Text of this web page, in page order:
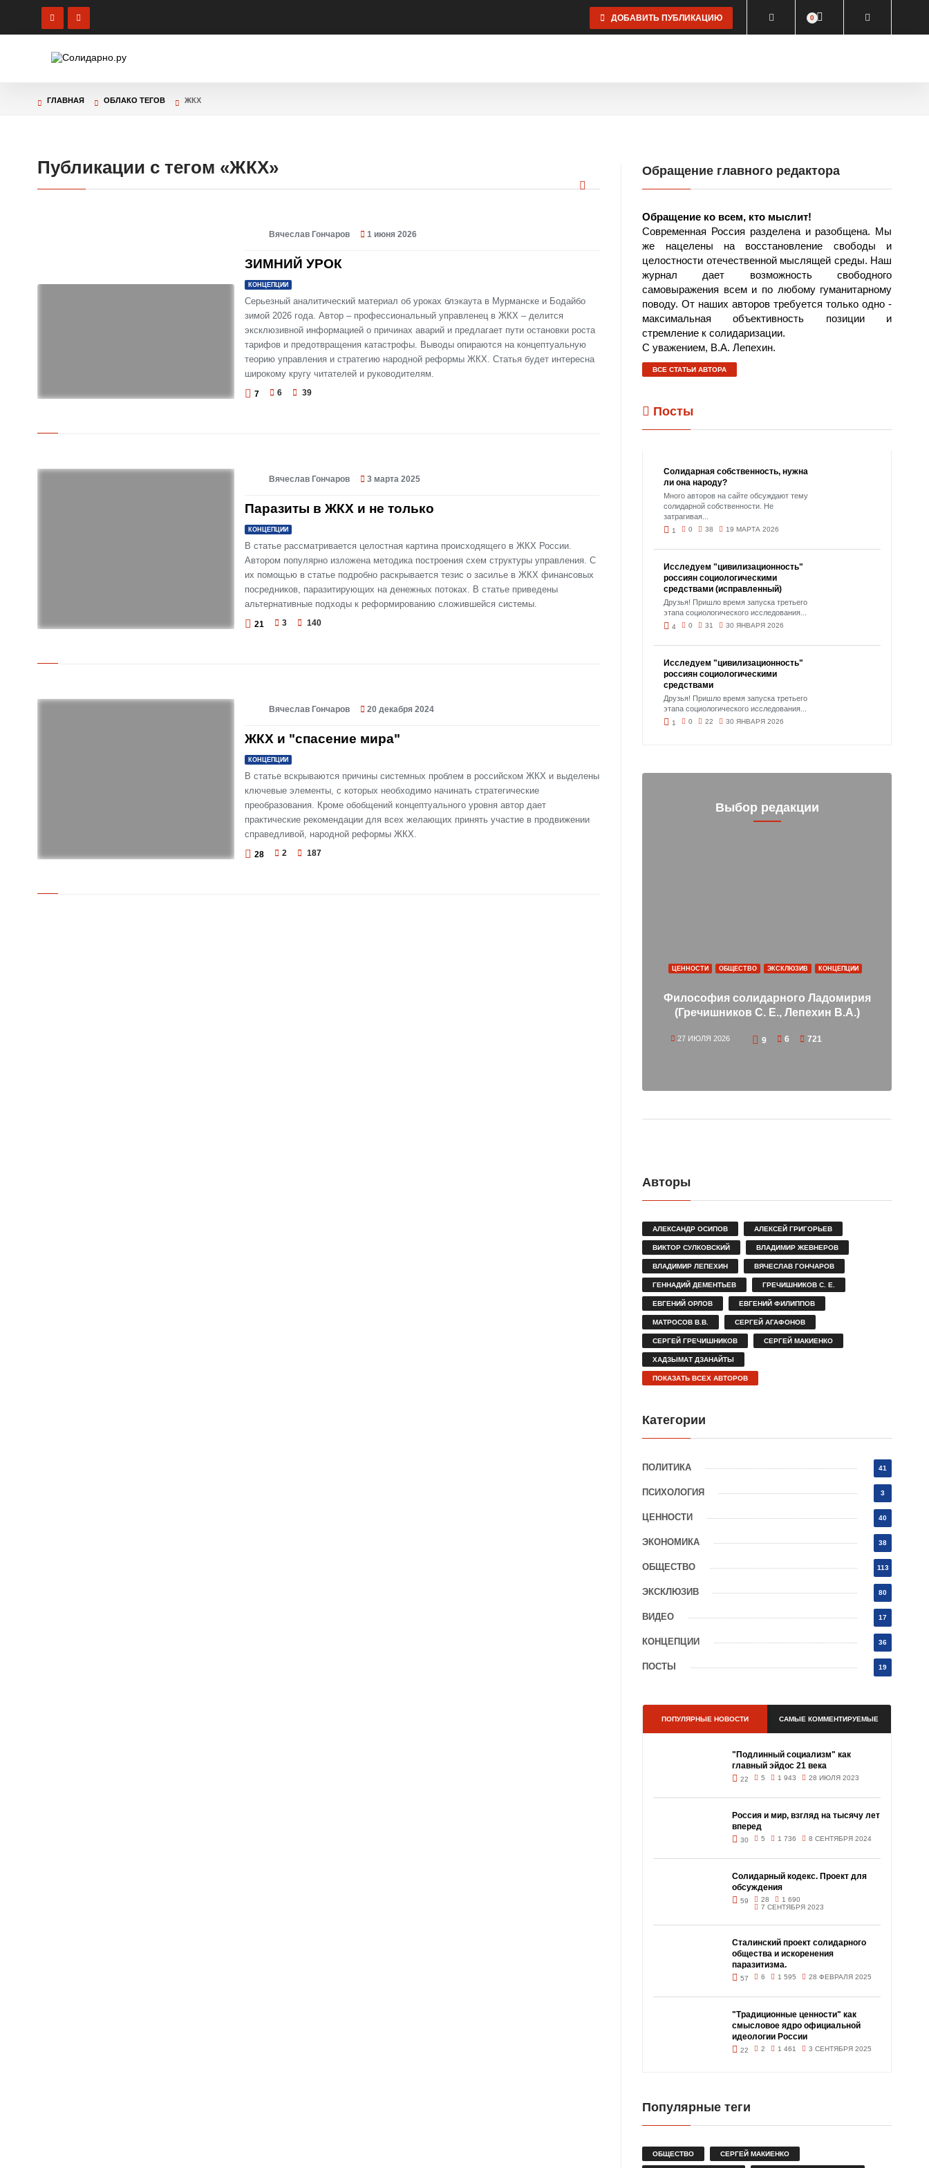
0
ДОБАВИТЬ ПУБЛИКАЦИЮ
ГЛАВНАЯ ОБЛАКО ТЕГОВ ЖКХ
Публикации с тегом «ЖКХ»
Вячеслав Гончаров 1 июня 2026
ЗИМНИЙ УРОК
КОНЦЕПЦИИ
Серьезный аналитический материал об уроках блэкаута в Мурманске и Бодайбо
зимой 2026 года. Автор – профессиональный управленец в ЖКХ – делится
эксклюзивной информацией о причинах аварий и предлагает пути остановки роста
тарифов и предотвращения катастрофы. Выводы опираются на концептуальную
теорию управления и стратегию народной реформы ЖКХ. Статья будет интересна
широкому кругу читателей и руководителям.
7 6 39
Вячеслав Гончаров 3 марта 2025
Паразиты в ЖКХ и не только
КОНЦЕПЦИИ
В статье рассматривается целостная картина происходящего в ЖКХ России.
Автором популярно изложена методика построения схем структуры управления. С
их помощью в статье подробно раскрывается тезис о засилье в ЖКХ финансовых
посредников, паразитирующих на денежных потоках. В статье приведены
альтернативные подходы к реформированию сложившейся системы.
21 3 140
Вячеслав Гончаров 20 декабря 2024
ЖКХ и "спасение мира"
КОНЦЕПЦИИ
В статье вскрываются причины системных проблем в российском ЖКХ и выделены
ключевые элементы, с которых необходимо начинать стратегические
преобразования. Кроме обобщений концептуального уровня автор дает
практические рекомендации для всех желающих принять участие в продвижении
справедливой, народной реформы ЖКХ.
28 2 187
Обращение главного редактора
Обращение ко всем, кто мыслит!
Современная Россия разделена и разобщена. Мы
же нацелены на восстановление свободы и
целостности отечественной мыслящей среды. Наш
журнал дает возможность свободного
самовыражения всем и по любому гуманитарному
поводу. От наших авторов требуется только одно -
максимальная объективность позиции и
стремление к солидаризации.
С уважением, В.А. Лепехин.
ВСЕ СТАТЬИ АВТОРА
Посты
Солидарная собственность, нужна
ли она народу?
Много авторов на сайте обсуждают тему
солидарной собственности. Не
затрагивая...
1 0 38 19 МАРТА 2026
Исследуем "цивилизационность"
россиян социологическими
средствами (исправленный)
Друзья! Пришло время запуска третьего
этапа социологического исследования...
4 0 31 30 ЯНВАРЯ 2026
Исследуем "цивилизационность"
россиян социологическими
средствами
Друзья! Пришло время запуска третьего
этапа социологического исследования...
1 0 22 30 ЯНВАРЯ 2026
Выбор редакции
ЦЕННОСТИ ОБЩЕСТВО ЭКСКЛЮЗИВ КОНЦЕПЦИИ
Философия солидарного Ладомирия
(Гречишников С. Е., Лепехин В.А.)
27 ИЮЛЯ 2026 9 6 721
Авторы
АЛЕКСАНДР ОСИПОВ АЛЕКСЕЙ ГРИГОРЬЕВ
ВИКТОР СУЛКОВСКИЙ ВЛАДИМИР ЖЕВНЕРОВ
ВЛАДИМИР ЛЕПЕХИН ВЯЧЕСЛАВ ГОНЧАРОВ
ГЕННАДИЙ ДЕМЕНТЬЕВ ГРЕЧИШНИКОВ С. Е.
ЕВГЕНИЙ ОРЛОВ ЕВГЕНИЙ ФИЛИППОВ
МАТРОСОВ В.В. СЕРГЕЙ АГАФОНОВ
СЕРГЕЙ ГРЕЧИШНИКОВ СЕРГЕЙ МАКИЕНКО
ХАДЗЫМАТ ДЗАНАЙТЫ
ПОКАЗАТЬ ВСЕХ АВТОРОВ
Категории
ПОЛИТИКА 41
ПСИХОЛОГИЯ 3
ЦЕННОСТИ 40
ЭКОНОМИКА 38
ОБЩЕСТВО 113
ЭКСКЛЮЗИВ 80
ВИДЕО 17
КОНЦЕПЦИИ 36
ПОСТЫ 19
ПОПУЛЯРНЫЕ НОВОСТИ САМЫЕ КОММЕНТИРУЕМЫЕ
"Подлинный социализм" как
главный эйдос 21 века
22 5 1 943 28 ИЮЛЯ 2023
Россия и мир, взгляд на тысячу лет
вперед
30 5 1 736 8 СЕНТЯБРЯ 2024
Солидарный кодекс. Проект для
обсуждения
59 28
1 690
7 СЕНТЯБРЯ 2023
Сталинский проект солидарного
общества и искоренения
паразитизма.
57 6 1 595 28 ФЕВРАЛЯ 2025
"Традиционные ценности" как
смысловое ядро официальной
идеологии России
22 2 1 461 3 СЕНТЯБРЯ 2025
Популярные теги
ОБЩЕСТВО СЕРГЕЙ МАКИЕНКО